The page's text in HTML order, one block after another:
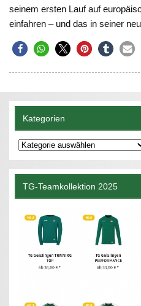
seinem ersten Lauf auf
einfahren – und das in seiner
Kategorien
Kategorien
TG-Teamkollektion 2025